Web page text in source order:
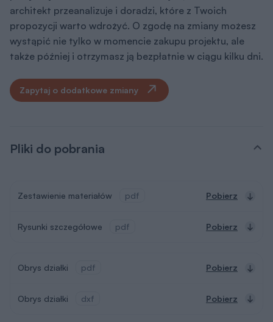
architekt przeanalizuje i doradzi, które z Twoich
propozycji warto wdrożyć. O zgodę na zmiany możesz
wystąpić nie tylko w momencie zakupu projektu, ale
także później i otrzymasz ją bezpłatnie w ciągu kilku dni.
Zapytaj o dodatkowe zmiany
Pliki do pobrania
Zestawienie materiałów pdf Pobierz
Rysunki szczegółowe pdf Pobierz
Obrys działki pdf Pobierz
Obrys działki dxf Pobierz